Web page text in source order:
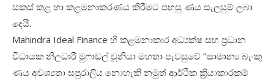
සකස් කළ හා කළමනාකරණය කිරීමට පහසු ණය සැලසුම් ලබා
දෙයි.
Mahindra Ideal Finance හි කළමනාකාර අධ්‍යක්ෂ සහ ප්‍රධාන
විධායක නිලධාරී මුෆාඩල් චූනියා මහතා පැවසුවේ ‘’සාමාන්‍ය බැංකු
ණය අවශ්‍යතා සපුරාලිය නොහැකි නමුත් ආර්ථික ක්‍රියාකාරකම්